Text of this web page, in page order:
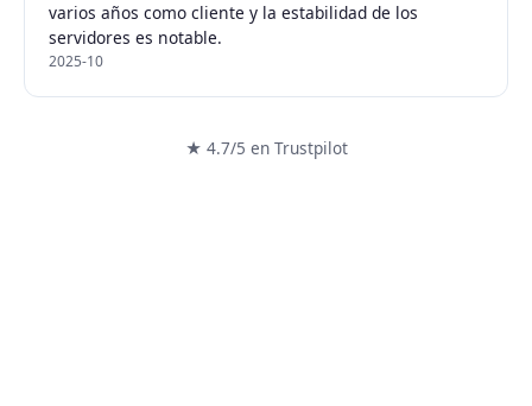
varios años como cliente y la estabilidad de los
servidores es notable.
2025-10
★ 4.7/5 en Trustpilot